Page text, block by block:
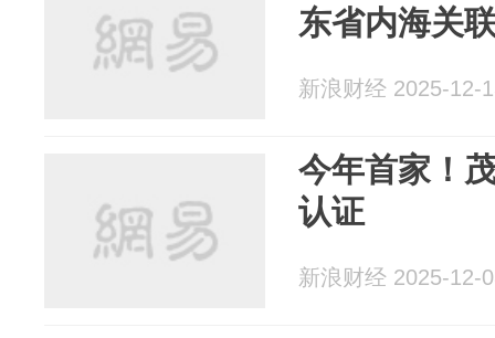
东省内海关
新浪财经 2025-12-
今年首家！
认证
新浪财经 2025-12-